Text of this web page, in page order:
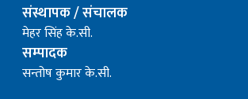
संस्थापक / संचालक
मेहर सिंह के.सी.
सम्पादक
सन्तोष कुमार के.सी.